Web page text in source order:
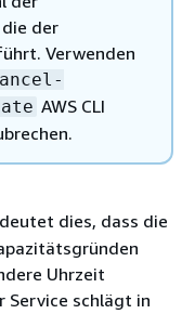
der
Verwenden
AWS CLI
dies, dass die
Uhrzeit
Service schlägt in